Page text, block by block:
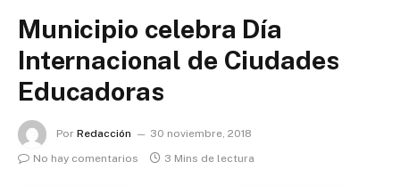
Municipio celebra Día
Internacional de Ciudades
Educadoras
Por Redacción
30 noviembre, 2018
No hay comentarios
3 Mins de lectura